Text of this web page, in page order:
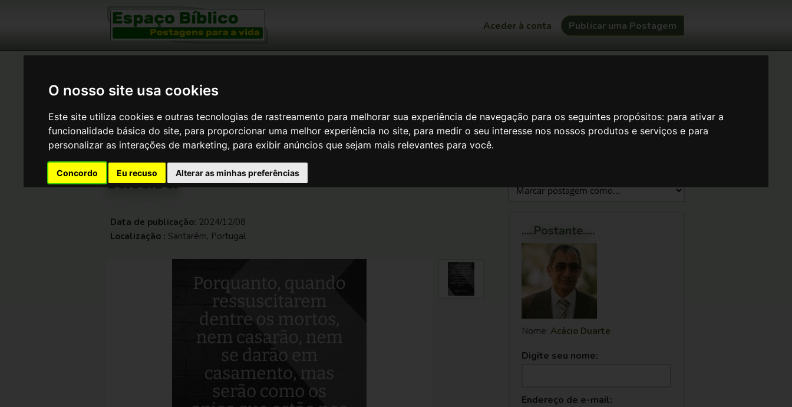
O nosso site usa cookies
Este site utiliza cookies e outras tecnologias de rastreamento para melhorar sua experiência de navegação para os seguintes propósitos: para ativar a
funcionalidade básica do site, para proporcionar uma melhor experiência no site, para medir o seu interesse nos nossos produtos e serviços e para
personalizar as interações de marketing, para exibir anúncios que sejam mais relevantes para você.
Concordo Eu recuso Alterar as minhas preferências
Aceder à conta Publicar uma Postagem
Espaço Bíblico >Devocionais >A Fé Pela Qual Eu Vivo >Especulações acerca da vida futura
Especulações acerca da vida
futura
Data de publicação: 2024/12/08
Localização : Santarém, Portugal .....Postante.....
Nome: Acácio Duarte
Digite seu nome:
Endereço de e-mail: